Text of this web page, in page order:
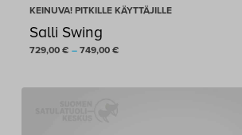
KEINUVA! PITKILLE KÄYTTÄJILLE
Salli Swing
729,00 € – 749,00 €Hintaluokka: